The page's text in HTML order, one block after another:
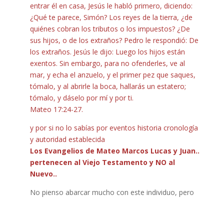
entrar él en casa, Jesús le habló primero, diciendo:
¿Qué te parece, Simón? Los reyes de la tierra, ¿de
quiénes cobran los tributos o los impuestos? ¿De
sus hijos, o de los extraños? Pedro le respondió: De
los extraños. Jesús le dijo: Luego los hijos están
exentos. Sin embargo, para no ofenderles, ve al
mar, y echa el anzuelo, y el primer pez que saques,
tómalo, y al abrirle la boca, hallarás un estatero;
tómalo, y dáselo por mí y por ti.
Mateo 17:24-27.
y por si no lo sabías por eventos historia cronología
y autoridad establecida
Los Evangelios de Mateo Marcos Lucas y Juan..
pertenecen al Viejo Testamento y NO al
Nuevo..
No pienso abarcar mucho con este individuo, pero